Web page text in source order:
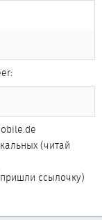
(читай
ссылочку)